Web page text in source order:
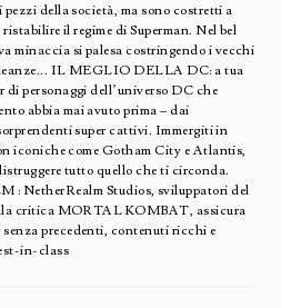
pezzi della società, ma sono costretti a
il regime di Superman. Nel bel
minaccia si palesa costringendo i vecchi
IL MEGLIO DELLA DC: a tua
di personaggi dell’universo DC che
abbia mai avuto prima – dai
super cattivi. Immergiti in
iconiche come Gotham City e Atlantis,
tutto quello che ti circonda.
NetherRealm Studios, sviluppatori del
critica MORTAL KOMBAT, assicura
precedenti, contenuti ricchi e
in-class